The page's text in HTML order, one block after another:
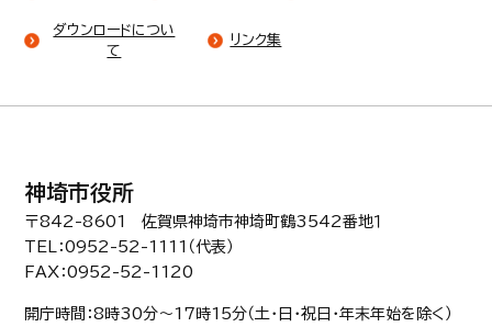
ダウンロードについ
て
リンク集
神埼市役所
〒842-8601 佐賀県神埼市神埼町鶴3542番地１
TEL：0952-52-1111（代表）
FAX：0952-52-1120
開庁時間：8時30分〜17時15分（土・日・祝日・年末年始を除く）